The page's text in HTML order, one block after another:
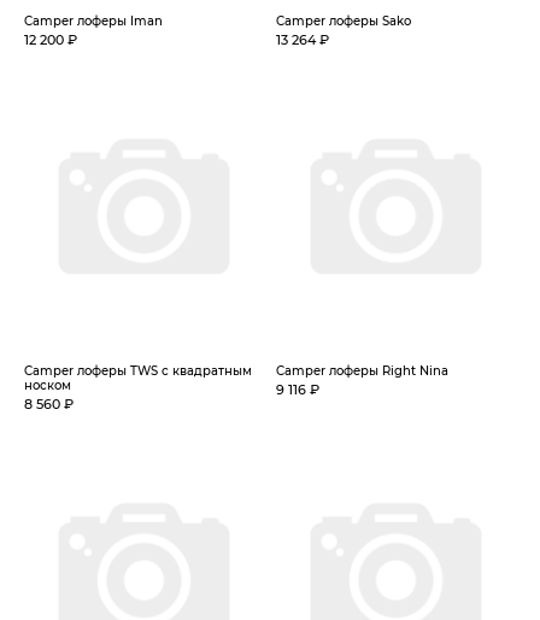
Camper лоферы Iman
12 200 ₽
Camper лоферы Sako
13 264 ₽
Camper лоферы TWS с квадратным
носком
8 560 ₽
Camper лоферы Right Nina
9 116 ₽